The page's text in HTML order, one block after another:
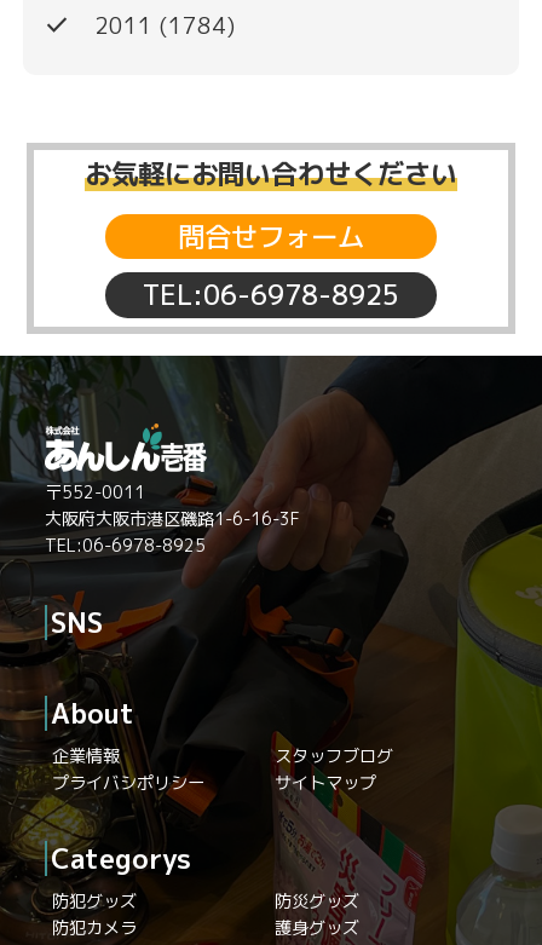
done 2011 (1784)
お気軽にお問い合わせください
TEL:06-6978-8925
問合せフォーム
〒552-0011
大阪府大阪市港区磯路1-6-16-3F
TEL:06-6978-8925
SNS
About
企業情報
スタッフブログ
プライバシポリシー
サイトマップ
Categorys
防犯グッズ
防災グッズ
防犯カメラ
護身グッズ